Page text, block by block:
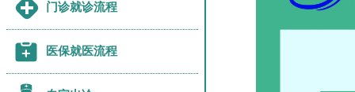
门诊就诊流程
医保就医流程